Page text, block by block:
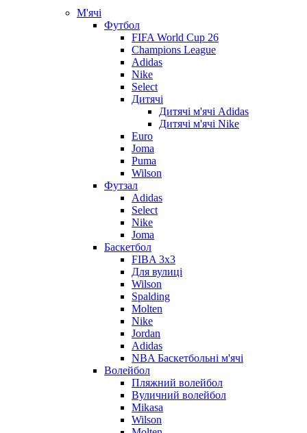
М'ячі
Футбол
FIFA World Cup 26
Champions League
Adidas
Nike
Select
Дитячі
Дитячі м'ячі Adidas
Дитячі м'ячі Nike
Euro
Joma
Puma
Wilson
Футзал
Adidas
Select
Nike
Joma
Баскетбол
FIBA 3x3
Для вулиці
Wilson
Spalding
Molten
Nike
Jordan
Adidas
NBA Баскетбольні м'ячі
Волейбол
Пляжний волейбол
Вуличний волейбол
Mikasa
Wilson